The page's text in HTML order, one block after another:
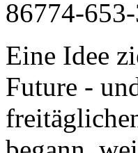
86774-
Eine Idee
Future -